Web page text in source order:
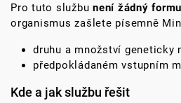
Pro tuto službu není žádný
organismus zašlete písemně
druhu a množství geneticky
předpokládaném vstupním
Kde a jak službu řešit